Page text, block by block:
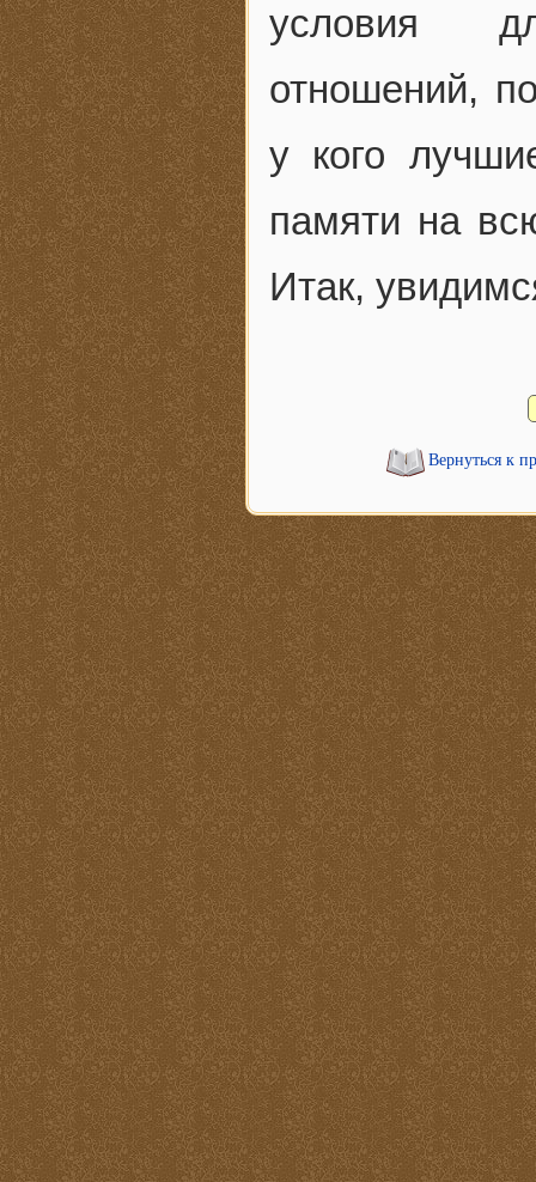
условия
отношений,
у кого
памяти на
Итак,
Вернуться к